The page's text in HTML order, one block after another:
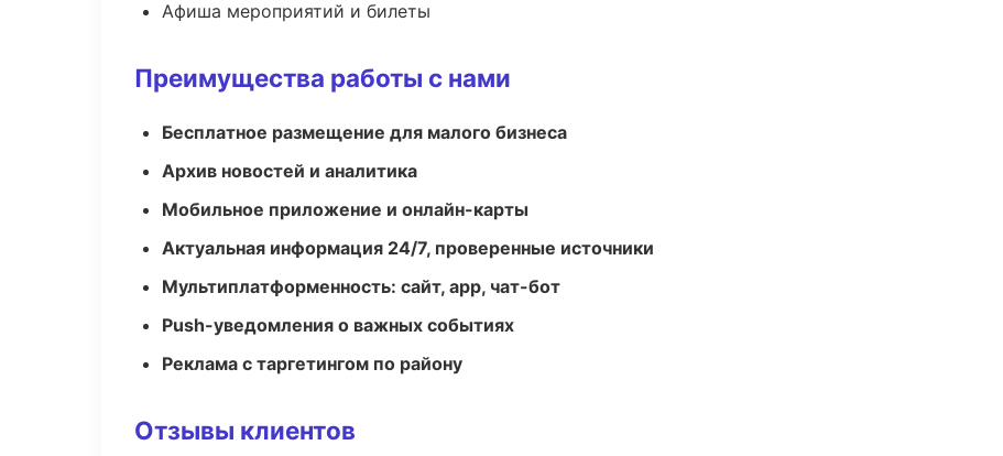
Афиша мероприятий и билеты
Преимущества работы с нами
Бесплатное размещение для малого бизнеса
Архив новостей и аналитика
Мобильное приложение и онлайн-карты
Актуальная информация 24/7, проверенные источники
Мультиплатформенность: сайт, app, чат-бот
Push-уведомления о важных событиях
Реклама с таргетингом по району
Отзывы клиентов